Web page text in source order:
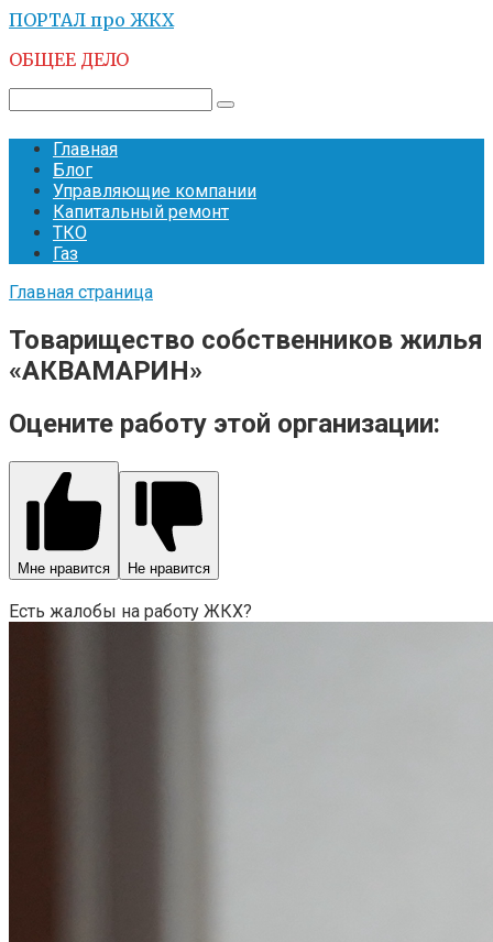
Перейти
контенту
ПОРТАЛ про ЖКХ
ОБЩЕЕ ДЕЛО
Главная
Блог
Управляющие компании
Капитальный ремонт
ТКО
Газ
Главная страница
Товарищество собственников жилья
«АКВАМАРИН»
Оцените работу этой организации:
Мне нравится Не нравится
Есть жалобы на работу ЖКХ?